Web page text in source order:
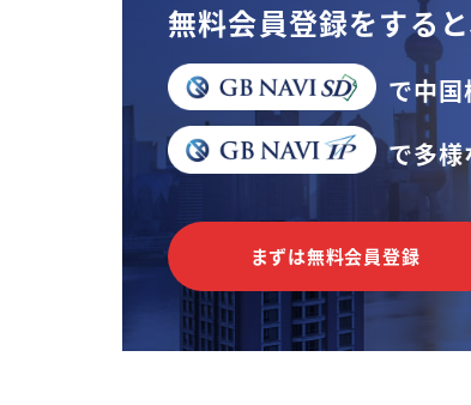
無料会員登録をすると
で中
で多
まずは無料会員登録